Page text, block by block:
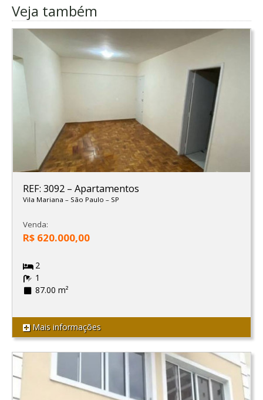
Veja também
REF: 3092 – Apartamentos
Vila Mariana – São Paulo – SP
Venda:
R$ 620.000,00
2
1
87.00 m²
Mais informações